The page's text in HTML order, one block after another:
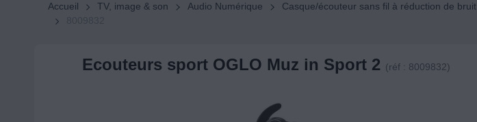
Accueil TV, image & son Audio Numérique Casque/écouteur sans fil à réduction de bruit
Ecouteurs sport OGLO Muz in Sport 2 (réf : 8009832)